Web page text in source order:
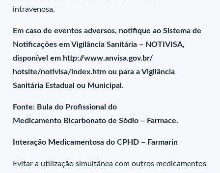
intravenosa.
Em caso de eventos adversos, notifique ao Sistema de
Notificações em Vigilância Sanitária – NOTIVISA,
disponível em http://www.anvisa.gov.br/
hotsite/notivisa/index.htm ou para a Vigilância
Sanitária Estadual ou Municipal.
Fonte: Bula do Profissional do
Medicamento Bicarbonato de Sódio – Farmace.
Interação Medicamentosa do CPHD – Farmarin
Evitar a utilização simultânea com outros medicamentos